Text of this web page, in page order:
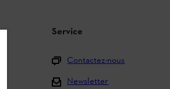
Service
Contactez-nous
Newsletter